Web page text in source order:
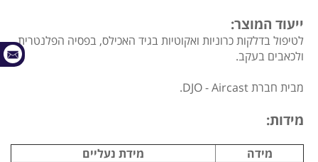
ייעוד המוצר:
לטיפול בדלקות כרוניות ואקוטיות בגיד האכילס, בפסיה הפלנטרית
ולכאבים בעקב.
מבית חברת DJO - Aircast.
מידות:
מידה
מידת נעליים